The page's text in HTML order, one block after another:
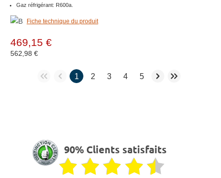
Gaz réfrigérant: R600a.
Fiche technique du produit
469,15 €
562,98 €
1 2 3 4 5
90% Clients satisfaits